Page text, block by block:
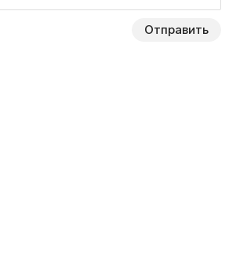
Отправить